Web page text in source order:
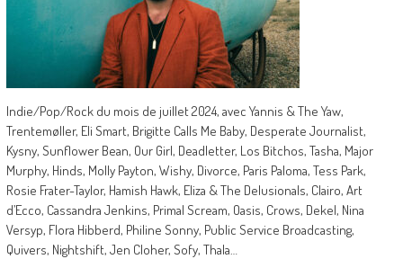
Indie/Pop/Rock du mois de juillet 2024, avec Yannis & The Yaw,
Trentemøller, Eli Smart, Brigitte Calls Me Baby, Desperate Journalist,
Kysny, Sunflower Bean, Our Girl, Deadletter, Los Bitchos, Tasha, Major
Murphy, Hinds, Molly Payton, Wishy, Divorce, Paris Paloma, Tess Park,
Rosie Frater-Taylor, Hamish Hawk, Eliza & The Delusionals, Clairo, Art
d’Ecco, Cassandra Jenkins, Primal Scream, Oasis, Crows, Dekel, Nina
Versyp, Flora Hibberd, Philine Sonny, Public Service Broadcasting,
Quivers, Nightshift, Jen Cloher, Sofy, Thala…